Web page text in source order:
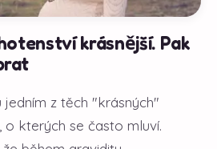
krásnější. Pak
jedním z těch "krásných"
kterých se často mluví.